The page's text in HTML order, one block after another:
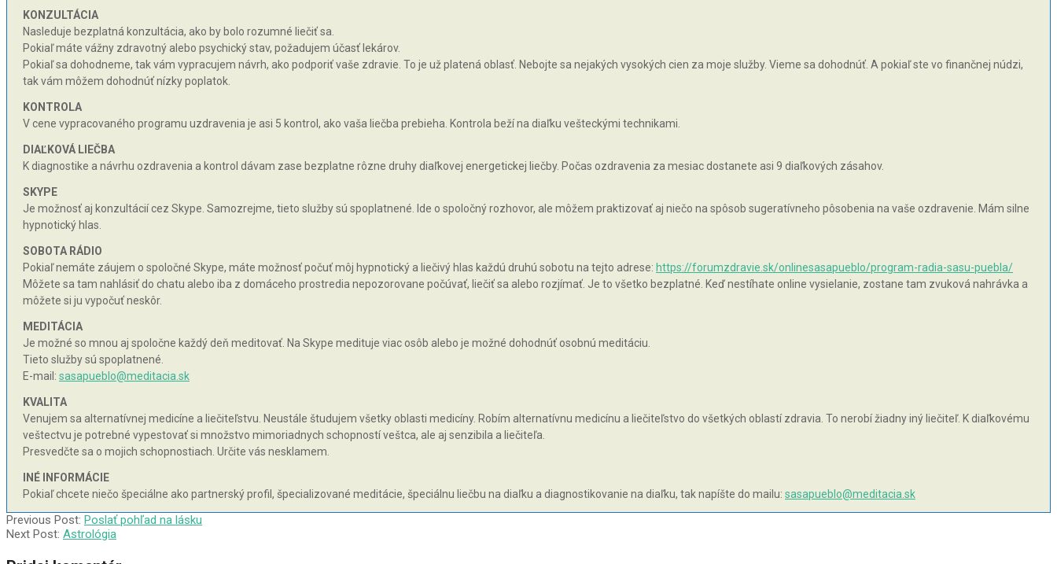
KONZULTÁCIA
Nasleduje bezplatná konzultácia, ako by bolo rozumné liečiť sa.
Pokiaľ máte vážny zdravotný alebo psychický stav, požadujem účasť lekárov.
Pokiaľ sa dohodneme, tak vám vypracujem návrh, ako podporiť vaše zdravie. To je už platená oblasť. Nebojte sa nejakých vysokých cien za moje služby. Vieme sa dohodnúť. A pokiaľ ste vo finančnej núdzi,
tak vám môžem dohodnúť nízky poplatok.
KONTROLA
V cene vypracovaného programu uzdravenia je asi 5 kontrol, ako vaša liečba prebieha. Kontrola beží na diaľku vešteckými technikami.
DIAĽKOVÁ LIEČBA
K diagnostike a návrhu ozdravenia a kontrol dávam zase bezplatne rôzne druhy diaľkovej energetickej liečby. Počas ozdravenia za mesiac dostanete asi 9 diaľkových zásahov.
SKYPE
Je možnosť aj konzultácií cez Skype. Samozrejme, tieto služby sú spoplatnené. Ide o spoločný rozhovor, ale môžem praktizovať aj niečo na spôsob sugeratívneho pôsobenia na vaše ozdravenie. Mám silne
hypnotický hlas.
SOBOTA RÁDIO
Pokiaľ nemáte záujem o spoločné Skype, máte možnosť počuť môj hypnotický a liečivý hlas každú druhú sobotu na tejto adrese: https://forumzdravie.sk/onlinesasapueblo/program-radia-sasu-puebla/
Môžete sa tam nahlásiť do chatu alebo iba z domáceho prostredia nepozorovane počúvať, liečiť sa alebo rozjímať. Je to všetko bezplatné. Keď nestíhate online vysielanie, zostane tam zvuková nahrávka a
môžete si ju vypočuť neskôr.
MEDITÁCIA
Je možné so mnou aj spoločne každý deň meditovať. Na Skype medituje viac osôb alebo je možné dohodnúť osobnú meditáciu.
Tieto služby sú spoplatnené.
E-mail: sasapueblo@meditacia.sk
KVALITA
Venujem sa alternatívnej medicíne a liečiteľstvu. Neustále študujem všetky oblasti medicíny. Robím alternatívnu medicínu a liečiteľstvo do všetkých oblastí zdravia. To nerobí žiadny iný liečiteľ. K diaľkovému
veštectvu je potrebné vypestovať si množstvo mimoriadnych schopností veštca, ale aj senzibila a liečiteľa.
Presvedčte sa o mojich schopnostiach. Určite vás nesklamem.
INÉ INFORMÁCIE
Pokiaľ chcete niečo špeciálne ako partnerský profil, špecializované meditácie, špeciálnu liečbu na diaľku a diagnostikovanie na diaľku, tak napíšte do mailu: sasapueblo@meditacia.sk
2003-
07-
Previous Post: Poslať pohľad na lásku
Next Post: Astrológia